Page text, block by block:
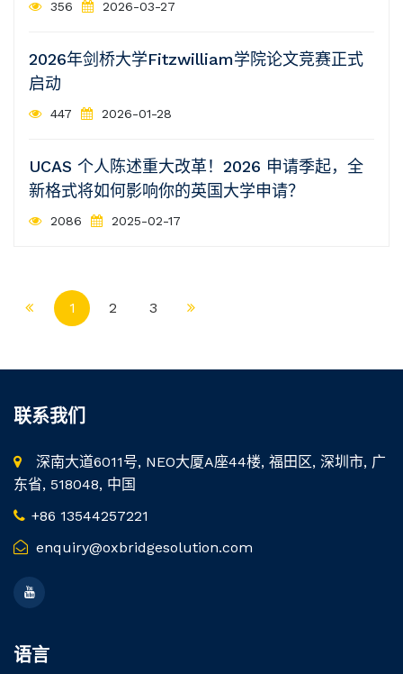
356 2026-03-27
2026年剑桥大学Fitzwilliam学院论文竞赛正式
启动
447 2026-01-28
UCAS 个人陈述重大改革！2026 申请季起，全
新格式将如何影响你的英国大学申请？
2086 2025-02-17
1 2 3
联系我们
深南大道6011号, NEO大厦A座44楼, 福田区, 深圳市, 广
东省, 518048, 中国
+86 13544257221
enquiry@oxbridgesolution.com
语言